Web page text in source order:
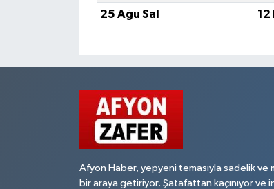
25 Ağu Sal
12
Afyon Haber, yepyeni temasıyla sadelik ve
bir araya getiriyor. Şatafattan kaçınıyor ve